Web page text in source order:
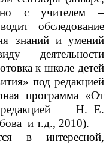
с учителем –
обследование
знаний и умений
деятельности
к школе детей
под редакцией
программа «От
редакцией Н. Е.
и т.д., 2010).
в интересной,